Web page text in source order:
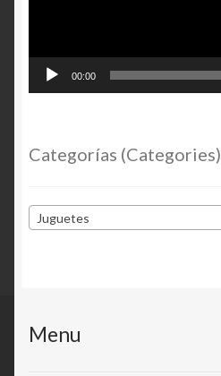
00:00
Categorías (Categories)
Juguetes
Menu